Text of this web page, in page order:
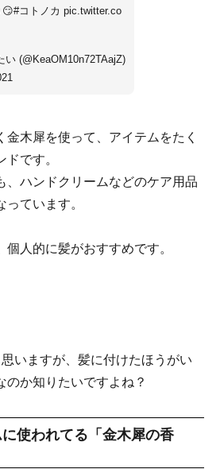
😏#コトノカ pic.twitter.co
(@KeaOM10n72TAajZ)
金木犀を使って、アイテムをたく
です。
、ハンドクリームなどのケア用品
っています。
人的に髪がおすすめです。
いますが、髪に付けたほうがい
のか知りたいですよね？
使われてる「金木犀の香